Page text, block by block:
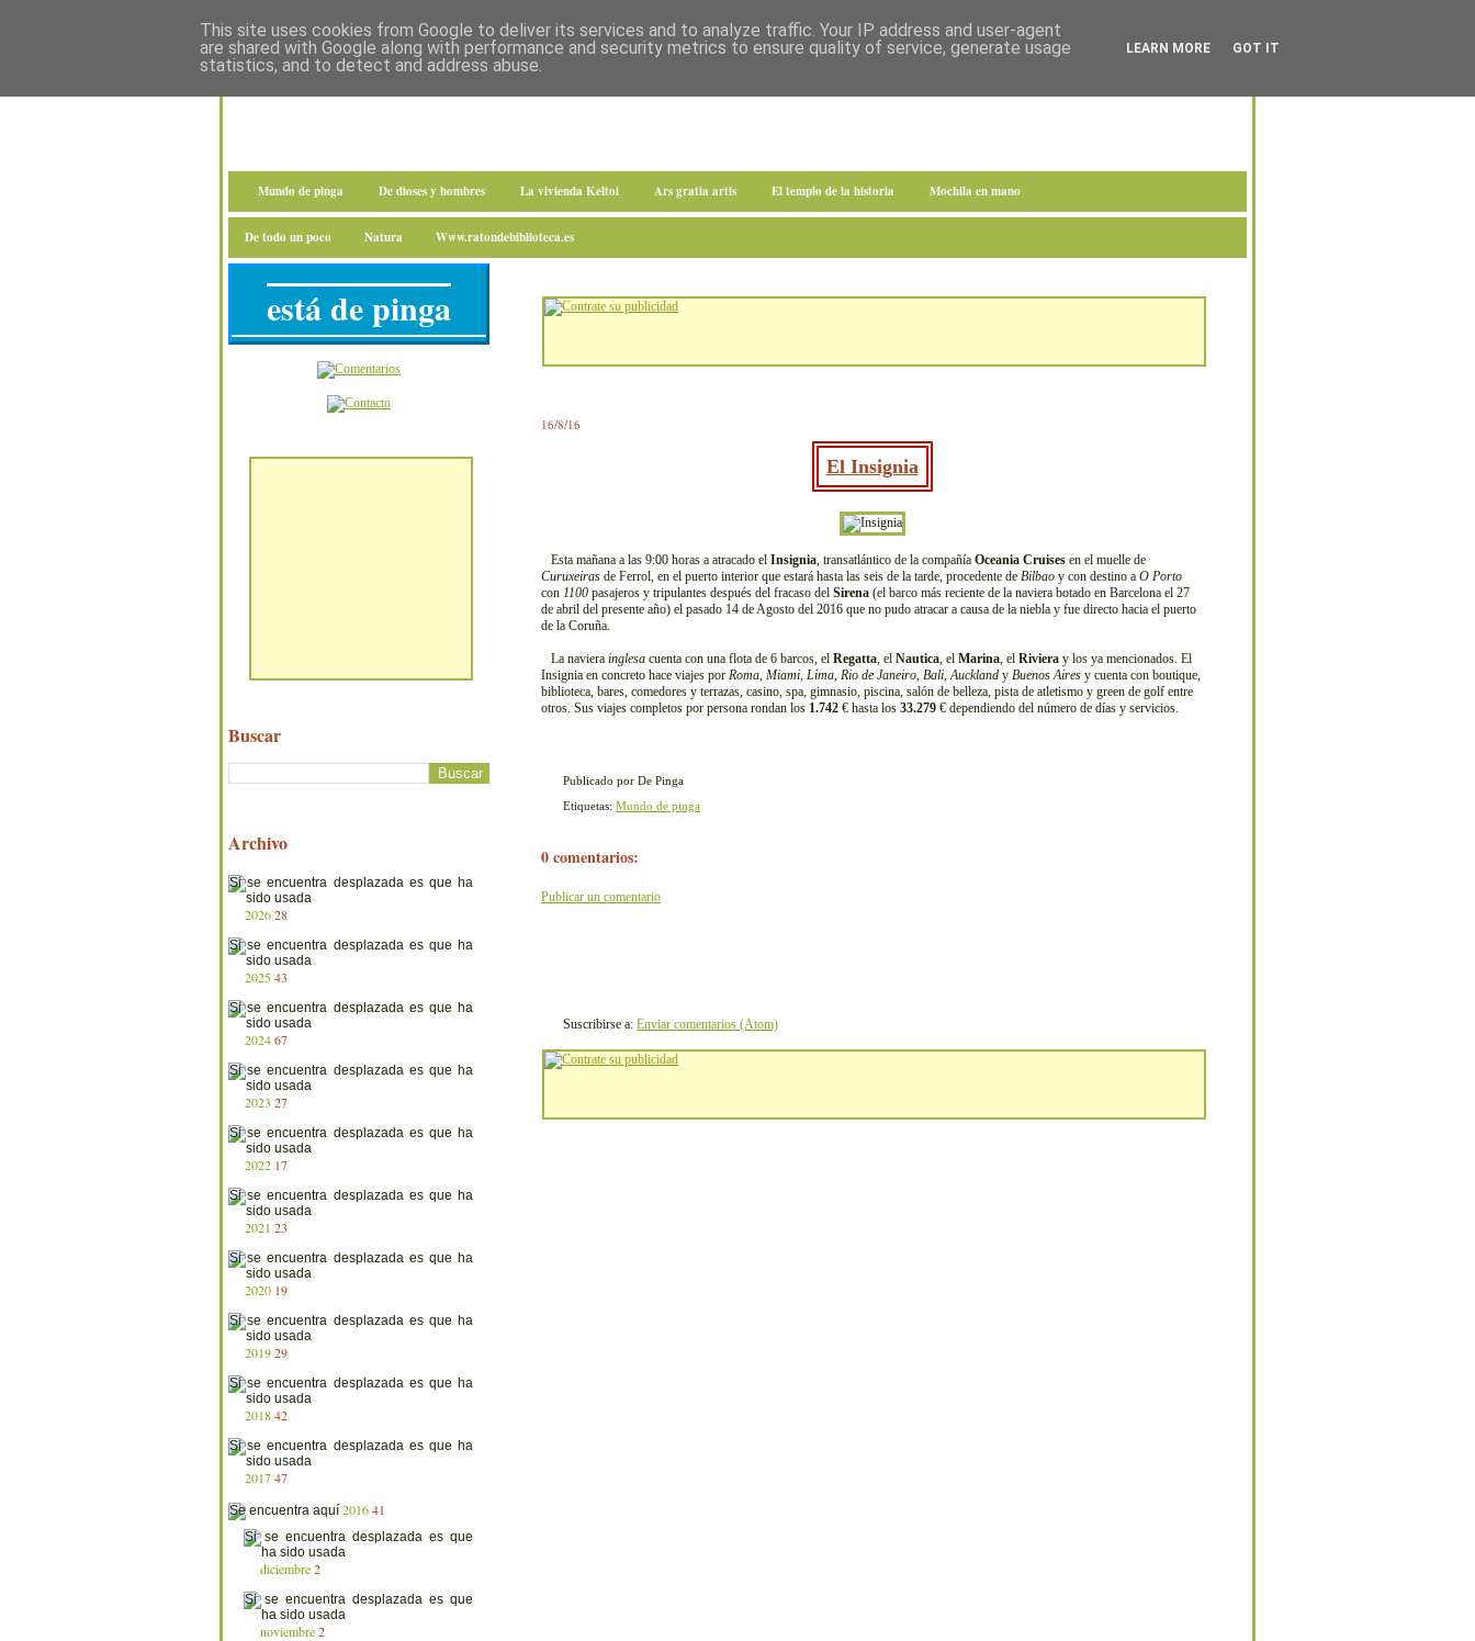
Mundo de pinga De dioses y hombres La vivienda Keltoi Ars gratia artis El templo de la historia Mochila en mano
De todo un poco Natura Www.ratondebiblioteca.es
16/8/16
El Insignia
Esta mañana a las 9:00 horas a atracado el Insignia, transatlántico de la compañía Oceania Cruises en el muelle de
Curuxeiras de Ferrol, en el puerto interior que estará hasta las seis de la tarde, procedente de Bilbao y con destino a O Porto
con 1100 pasajeros y tripulantes después del fracaso del Sirena (el barco más reciente de la naviera botado en Barcelona el 27
de abril del presente año) el pasado 14 de Agosto del 2016 que no pudo atracar a causa de la niebla y fue directo hacia el puerto
de la Coruña.
La naviera inglesa cuenta con una flota de 6 barcos, el Regatta, el Nautica, el Marina, el Riviera y los ya mencionados. El
Insignia en concreto hace viajes por Roma, Miami, Lima, Rio de Janeiro, Bali,Auckland y Buenos Aires y cuenta con boutique,
biblioteca, bares, comedores y terrazas, casino, spa, gimnasio, piscina, salón de belleza, pista de atletismo y green de golf entre
otros. Sus viajes completos por persona rondan los 1.742 € hasta los 33.279 € dependiendo del número de días y servicios.
Publicado por De Pinga
Etiquetas: Mundo de pinga
0 comentarios:
Publicar un comentario
Suscribirse a: Enviar comentarios (Atom)
está de pinga
Buscar
Archivo
202628
202543
202467
2023 27
2022 17
2021 23
2020 19
201929
201842
201747
201641
diciembre 2
noviembre 2
This site uses cookies from Google to deliver its services and to analyze traffic. Your IP address and user-agent
are shared with Google along with performance and security metrics to ensure quality of service, generate usage
statistics, and to detect and address abuse.
LEARN MORE GOT IT